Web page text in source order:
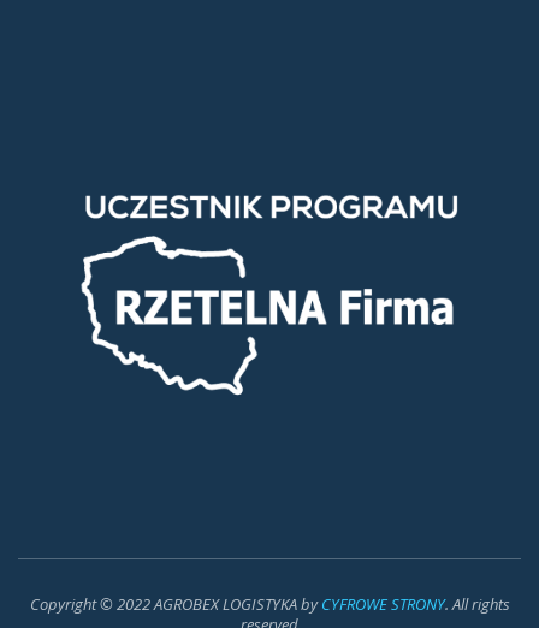
Copyright © 2022 AGROBEX LOGISTYKA byCYFROWE STRONY. All rights